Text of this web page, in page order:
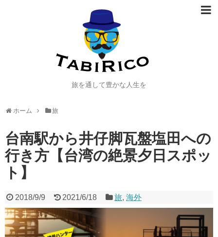
旅を通して豊かな人生を
ホーム 旅
台南駅から井仔脚瓦盤塩田への
行き方【台湾の絶景夕日スポッ
ト】
2018/9/9 2021/6/18 旅,海外